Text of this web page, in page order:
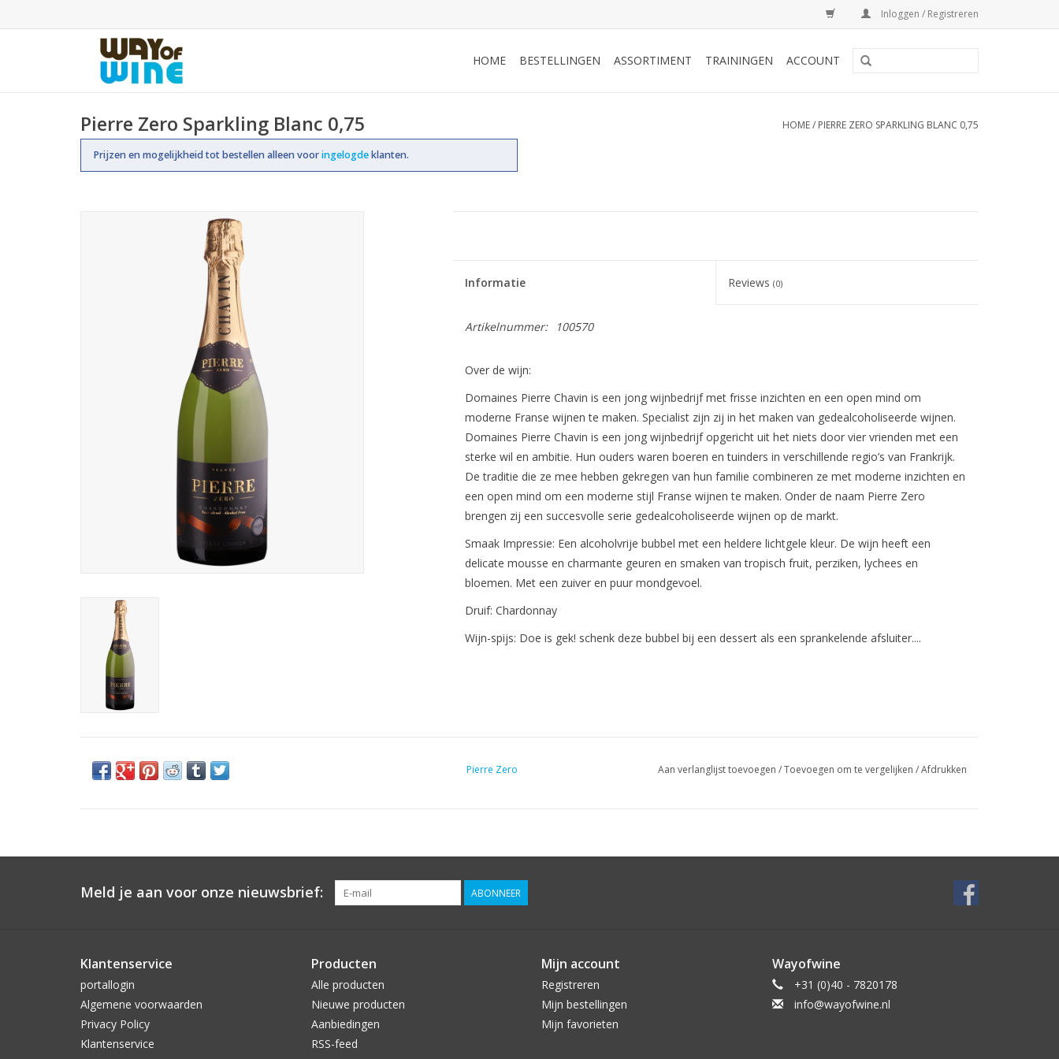
Inloggen / Registreren
HOME BESTELLINGEN ASSORTIMENT TRAININGEN ACCOUNT
Pierre Zero Sparkling Blanc 0,75
Prijzen en mogelijkheid tot bestellen alleen vooringelogdeklanten.
HOME/ PIERRE ZERO SPARKLING BLANC 0,75
Informatie Reviews(0)
Artikelnummer: 100570
Over de wijn:
Domaines Pierre Chavin is een jong wijnbedrijf met frisse inzichten en een open mind om
moderne Franse wijnen te maken. Specialist zijn zij in het maken van gedealcoholiseerde wijnen.
Domaines Pierre Chavin is een jong wijnbedrijf opgericht uit het niets door vier vrienden met een
sterke wil en ambitie. Hun ouders waren boeren en tuinders in verschillende regio’s van Frankrijk.
De traditie die ze mee hebben gekregen van hun familie combineren ze met moderne inzichten en
een open mind om een moderne stijl Franse wijnen te maken. Onder de naam Pierre Zero
brengen zij een succesvolle serie gedealcoholiseerde wijnen op de markt.
Smaak Impressie: Een alcoholvrije bubbel met een heldere lichtgele kleur. De wijn heeft een
delicate mousse en charmante geuren en smaken van tropisch fruit, perziken, lychees en
bloemen. Met een zuiver en puur mondgevoel.
Druif: Chardonnay
Wijn-spijs: Doe is gek! schenk deze bubbel bij een dessert als een sprankelende afsluiter....
Pierre Zero Aan verlanglijst toevoegen /Toevoegen om te vergelijken /Afdrukken
Meld je aan voor onze nieuwsbrief: ABONNEER
Klantenservice
portallogin
Algemene voorwaarden
Privacy Policy
Klantenservice
Producten
Alle producten
Nieuwe producten
Aanbiedingen
RSS-feed
Mijn account
Registreren
Mijn bestellingen
Mijn favorieten
Wayofwine
+31 (0)40 - 7820178
info@wayofwine.nl